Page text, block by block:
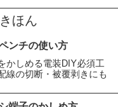
ほん
ンチの使い方
かしめる電装DIY必須工
線の切断・被覆剥きにも